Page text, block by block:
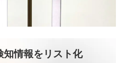
知情報をリスト化